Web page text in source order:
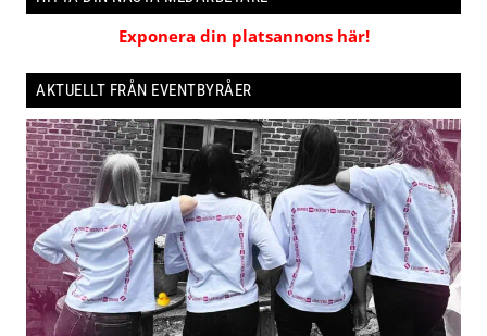
Exponera din platsannons här!
AKTUELLT FRÅN EVENTBYRÅER